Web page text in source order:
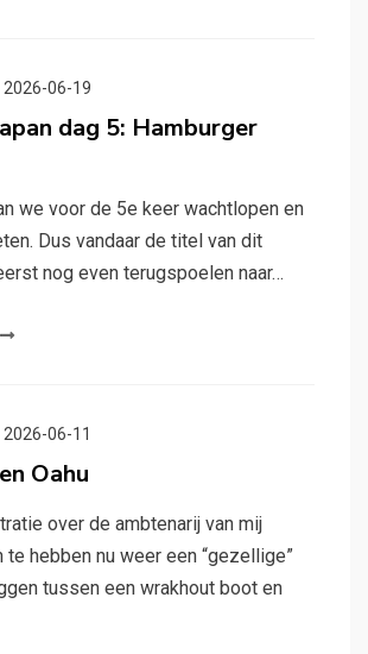
2026-06-19
dag 5: Hamburger
we voor de 5e keer wachtlopen en
Dus vandaar de titel van dit
nog even terugspoelen naar…
2026-06-11
Oahu
over de ambtenarij van mij
hebben nu weer een “gezellige”
tussen een wrakhout boot en